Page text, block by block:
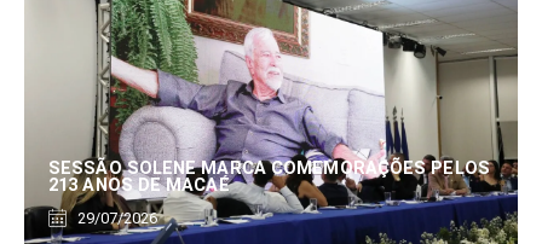
SESSÃO SOLENE MARCA COMEMORAÇÕES PELOS
213 ANOS DE MACAÉ
29/07/2026